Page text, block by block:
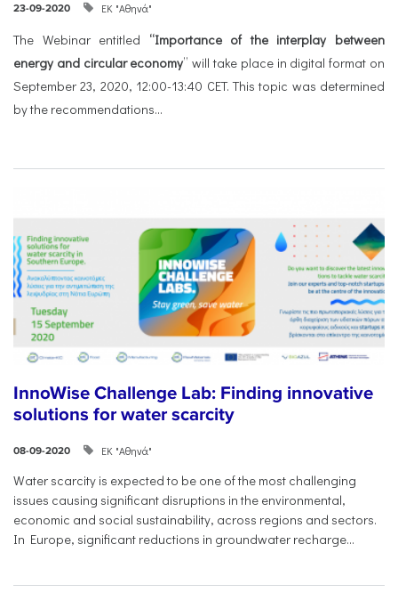
23-09-2020 ΕΚ "Αθηνά"
The Webinar entitled “Importance of the interplay between
energy and circular economy” will take place in digital format on
September 23, 2020, 12:00-13:40 CET. This topic was determined
by the recommendations...
InnoWise Challenge Lab: Finding innovative
solutions for water scarcity
08-09-2020 ΕΚ "Αθηνά"
Water scarcity is expected to be one of the most challenging
issues causing significant disruptions in the environmental,
economic and social sustainability, across regions and sectors.
In Europe, significant reductions in groundwater recharge...